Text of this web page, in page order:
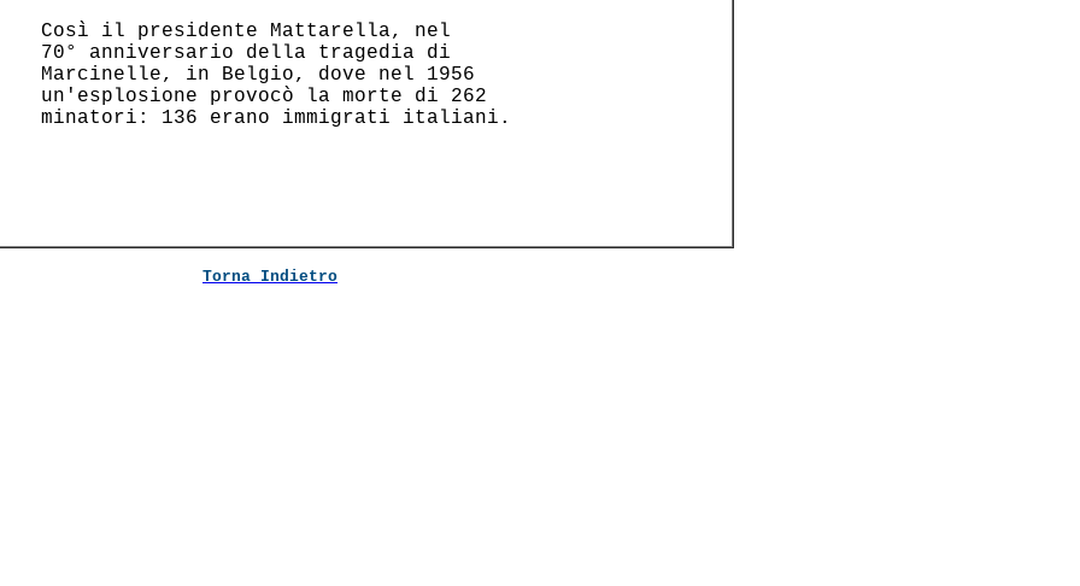
Così il presidente Mattarella, nel
70° anniversario della tragedia di
Marcinelle, in Belgio, dove nel 1956
un'esplosione provocò la morte di 262
minatori: 136 erano immigrati italiani.
Torna Indietro